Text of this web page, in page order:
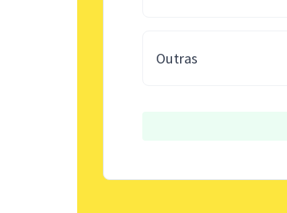
Outras